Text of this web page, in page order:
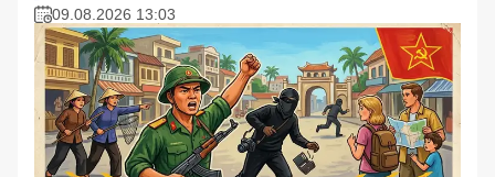
09.08.2026 13:03